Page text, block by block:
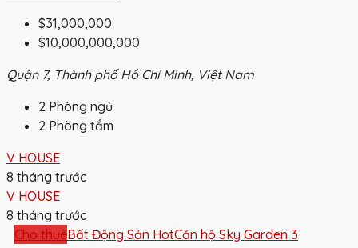
$31,000,000
$10,000,000,000
Quận 7, Thành phố Hồ Chí Minh, Việt Nam
2 Phòng ngủ
2 Phòng tắm
V HOUSE
8 tháng trước
V HOUSE
8 tháng trước
Cho thuêBất Động Sản HotCăn hộ Sky Garden 3